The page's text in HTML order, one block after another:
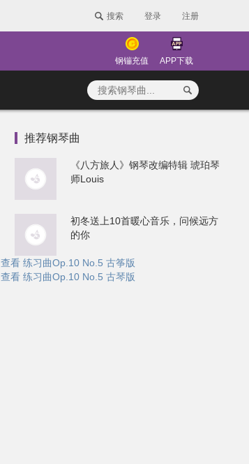
搜索 登录 注册
钢镚充值 APP下载
推荐钢琴曲
《八方旅人》钢琴改编特辑 琥珀琴
师Louis
初冬送上10首暖心音乐，问候远方
的你
查看 练习曲Op.10 No.5 古筝版
查看 练习曲Op.10 No.5 古琴版